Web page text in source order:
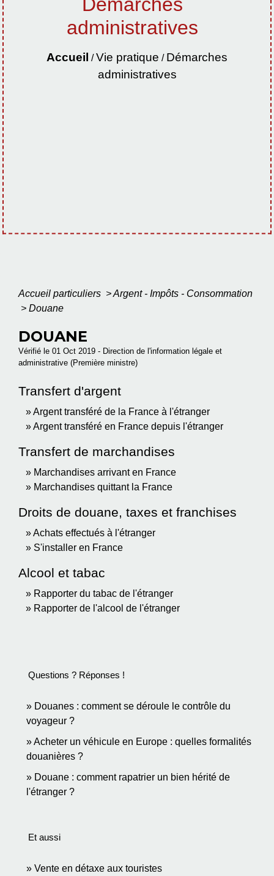
administratives
Accueil /Vie pratique / Démarches
administratives
Accueil particuliers >Argent - Impôts - Consommation
> Douane
DOUANE
Vérifié le 01 Oct 2019 - Direction de l'information légale et
administrative (Première ministre)
Transfert d'argent
Argent transféré de la France à l'étranger
Argent transféré en France depuis l'étranger
Transfert de marchandises
Marchandises arrivant en France
Marchandises quittant la France
Droits de douane, taxes et franchises
Achats effectués à l'étranger
S'installer en France
Alcool et tabac
Rapporter du tabac de l'étranger
Rapporter de l'alcool de l'étranger
Questions ? Réponses !
Douanes : comment se déroule le contrôle du
voyageur ?
Acheter un véhicule en Europe : quelles formalités
douanières ?
Douane : comment rapatrier un bien hérité de
l'étranger ?
Et aussi
Vente en détaxe aux touristes